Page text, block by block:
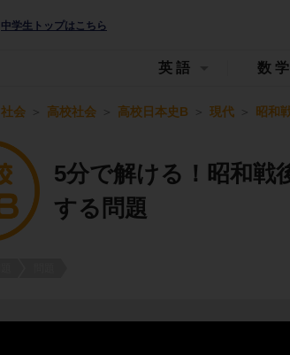
中学生トップはこちら
英語 数学
社会 高校社会 高校日本史B 現代 昭和
5分で解ける！昭和
する問題